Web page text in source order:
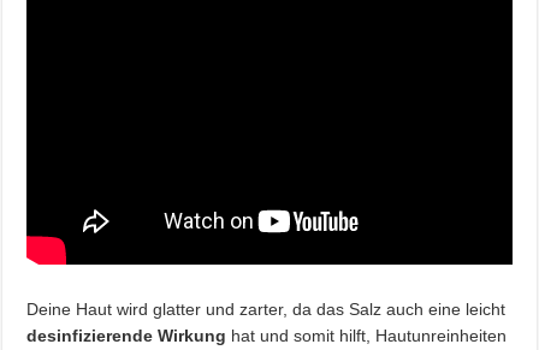
Deine Haut wird glatter und zarter, da das Salz auch eine leicht
desinfizierende Wirkung hat und somit hilft, Hautunreinheiten